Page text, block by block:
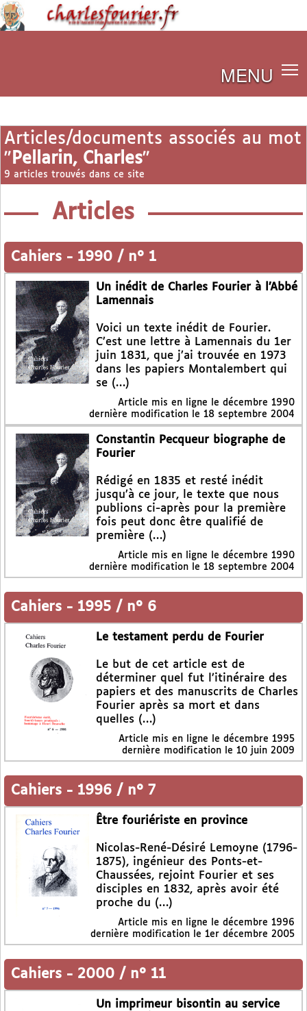
MENU
Articles/documents associés au mot
" Pellarin, Charles"
9 articles trouvés dans ce site
Articles
Cahiers - 1990 / n° 1
Un inédit de Charles Fourier à l’Abbé
Lamennais
Voici un texte inédit de Fourier.
C’est une lettre à Lamennais du 1er
juin 1831, que j’ai trouvée en 1973
dans les papiers Montalembert qui
se (…)
Article mis en ligne le décembre 1990
dernière modification le 18 septembre 2004
Constantin Pecqueur biographe de
Fourier
Rédigé en 1835 et resté inédit
jusqu’à ce jour, le texte que nous
publions ci-après pour la première
fois peut donc être qualifié de
première (…)
Article mis en ligne le décembre 1990
dernière modification le 18 septembre 2004
Cahiers - 1995 / n° 6
Le testament perdu de Fourier
Le but de cet article est de
déterminer quel fut l’itinéraire des
papiers et des manuscrits de Charles
Fourier après sa mort et dans
quelles (…)
Article mis en ligne le décembre 1995
dernière modification le 10 juin 2009
Cahiers - 1996 / n° 7
Être fouriériste en province
Nicolas-René-Désiré Lemoyne (1796-
1875), ingénieur des Ponts-et-
Chaussées, rejoint Fourier et ses
disciples en 1832, après avoir été
proche du (…)
Article mis en ligne le décembre 1996
dernière modification le 1er décembre 2005
Cahiers - 2000 / n° 11
Un imprimeur bisontin au service